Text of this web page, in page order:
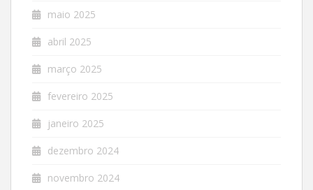
maio 2025
abril 2025
março 2025
fevereiro 2025
janeiro 2025
dezembro 2024
novembro 2024